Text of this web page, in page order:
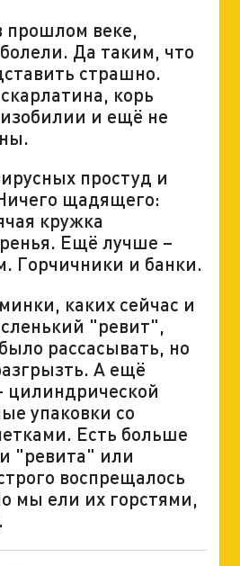
прошлом веке,
Да таким, что
страшно.
корь
и ещё не
простуд и
щадящего:
кружка
Ещё лучше –
Горчичники и банки.
каких сейчас и
"ревит",
рассасывать, но
А ещё
цилиндрической
упаковки со
Есть больше
"ревита" или
воспрещалось
мы ели их горстями,